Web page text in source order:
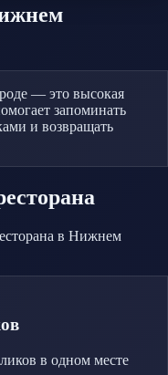
— это высокая
запоминать
и возвращать
в Нижнем
в одном месте